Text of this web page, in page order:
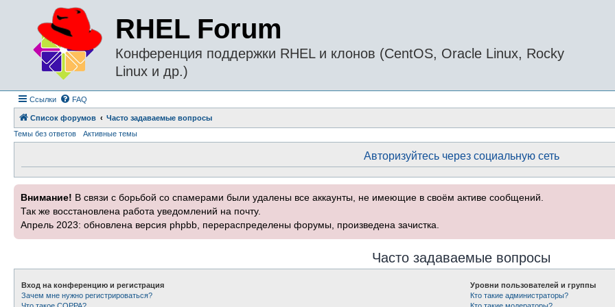
RHEL Forum
Конференция поддержки RHEL и клонов (CentOS, Oracle Linux, Rocky
Linux и др.)
Ссылки FAQ
Список форумов
Часто задаваемые вопросы
Темы без ответов
Активные темы
Авторизуйтесь через социальную сеть
Внимание! В связи с борьбой со спамерами были удалены все аккаунты, не имеющие в своём активе сообщений.
Так же восстановлена работа уведомлений на почту.
Апрель 2023: обновлена версия phpbb, перераспределены форумы, произведена зачистка.
Часто задаваемые вопросы
Вход на конференцию и регистрация
Зачем мне нужно регистрироваться?
Уровни пользователей и группы
Кто такие администраторы?